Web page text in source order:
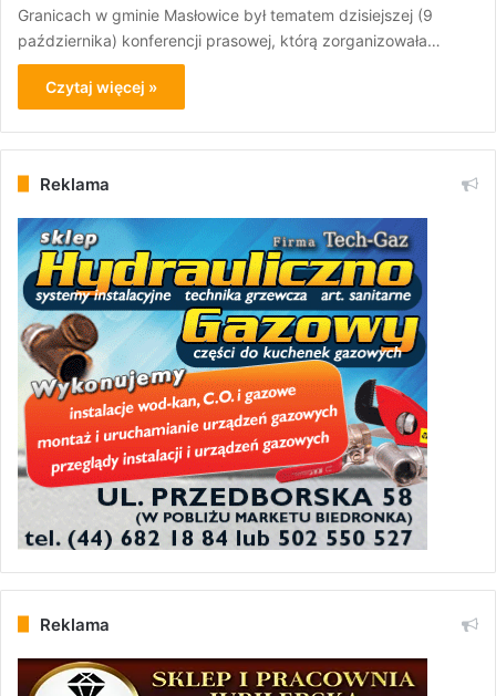
Granicach w gminie Masłowice był tematem dzisiejszej (9
października) konferencji prasowej, którą zorganizowała…
Czytaj więcej »
Reklama
Reklama